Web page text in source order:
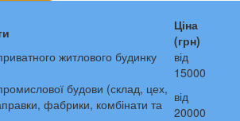
Ціна
(грн)
житлового будинку
від
15000
будови (склад, цех,
фабрики, комбінати та
від
20000